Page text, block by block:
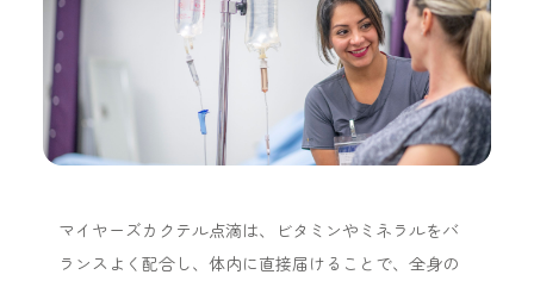
マイヤーズカクテル点滴は、ビタミンやミネラルをバ
ランスよく配合し、体内に直接届けることで、全身の